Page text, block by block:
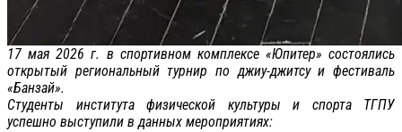
17 мая 2026 г. в спортивном комплексе «Юпитер» состоялись
открытый региональный турнир по джиу-джитсу и фестиваль
«Банзай».
Студенты института физической культуры и спорта ТГПУ
успешно выступили в данных мероприятиях: